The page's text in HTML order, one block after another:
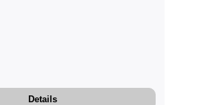
Details